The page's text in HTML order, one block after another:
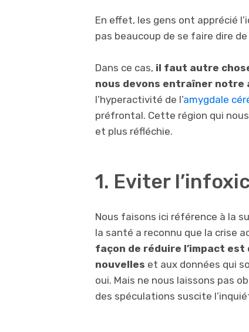
En effet, les gens ont apprécié
pas beaucoup de se faire dire
Dans ce cas, il faut autre
nous devons entraîner notre
l’hyperactivité de l’amygdale
préfrontal. Cette région qui
et plus réfléchie.
1. Eviter
Nous faisons ici référence à la
la santé a reconnu que la crise
façon de réduire l’impact est
nouvelles et aux données qui
oui. Mais ne nous laissons pas
des spéculations suscite